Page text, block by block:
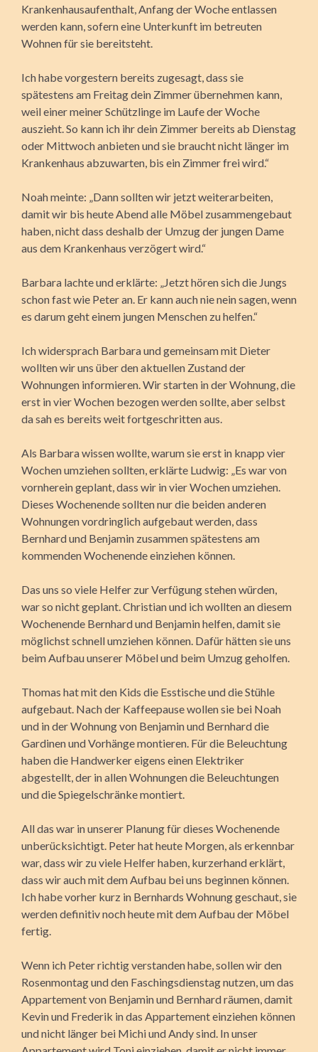
Krankenhausaufenthalt, Anfang der Woche entlassen
werden kann, sofern eine Unterkunft im betreuten
Wohnen für sie bereitsteht.
Ich habe vorgestern bereits zugesagt, dass sie
spätestens am Freitag dein Zimmer übernehmen kann,
weil einer meiner Schützlinge im Laufe der Woche
auszieht. So kann ich ihr dein Zimmer bereits ab Dienstag
oder Mittwoch anbieten und sie braucht nicht länger im
Krankenhaus abzuwarten, bis ein Zimmer frei wird.“
Noah meinte: „Dann sollten wir jetzt weiterarbeiten,
damit wir bis heute Abend alle Möbel zusammengebaut
haben, nicht dass deshalb der Umzug der jungen Dame
aus dem Krankenhaus verzögert wird.“
Barbara lachte und erklärte: „Jetzt hören sich die Jungs
schon fast wie Peter an. Er kann auch nie nein sagen, wenn
es darum geht einem jungen Menschen zu helfen.“
Ich widersprach Barbara und gemeinsam mit Dieter
wollten wir uns über den aktuellen Zustand der
Wohnungen informieren. Wir starten in der Wohnung, die
erst in vier Wochen bezogen werden sollte, aber selbst
da sah es bereits weit fortgeschritten aus.
Als Barbara wissen wollte, warum sie erst in knapp vier
Wochen umziehen sollten, erklärte Ludwig: „Es war von
vornherein geplant, dass wir in vier Wochen umziehen.
Dieses Wochenende sollten nur die beiden anderen
Wohnungen vordringlich aufgebaut werden, dass
Bernhard und Benjamin zusammen spätestens am
kommenden Wochenende einziehen können.
Das uns so viele Helfer zur Verfügung stehen würden,
war so nicht geplant. Christian und ich wollten an diesem
Wochenende Bernhard und Benjamin helfen, damit sie
möglichst schnell umziehen können. Dafür hätten sie uns
beim Aufbau unserer Möbel und beim Umzug geholfen.
Thomas hat mit den Kids die Esstische und die Stühle
aufgebaut. Nach der Kaffeepause wollen sie bei Noah
und in der Wohnung von Benjamin und Bernhard die
Gardinen und Vorhänge montieren. Für die Beleuchtung
haben die Handwerker eigens einen Elektriker
abgestellt, der in allen Wohnungen die Beleuchtungen
und die Spiegelschränke montiert.
All das war in unserer Planung für dieses Wochenende
unberücksichtigt. Peter hat heute Morgen, als erkennbar
war, dass wir zu viele Helfer haben, kurzerhand erklärt,
dass wir auch mit dem Aufbau bei uns beginnen können.
Ich habe vorher kurz in Bernhards Wohnung geschaut, sie
werden definitiv noch heute mit dem Aufbau der Möbel
fertig.
Wenn ich Peter richtig verstanden habe, sollen wir den
Rosenmontag und den Faschingsdienstag nutzen, um das
Appartement von Benjamin und Bernhard räumen, damit
Kevin und Frederik in das Appartement einziehen können
und nicht länger bei Michi und Andy sind. In unser